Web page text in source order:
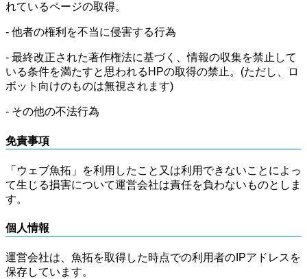
れているページの取得。
- 他者の権利を不当に侵害する行為
- 最終改正された著作権法に基づく、情報の収集を禁止して
いる条件を満たすと思われるHPの取得の禁止。(ただし、ロ
ボット向けのものは無視されます)
- その他の不法行為
免責事項
「ウェブ魚拓」を利用したこと又は利用できないことによっ
て生じる損害について運営会社は責任を負わないものとしま
す。
個人情報
運営会社は、魚拓を取得した時点での利用者のIPアドレスを
保存しています。